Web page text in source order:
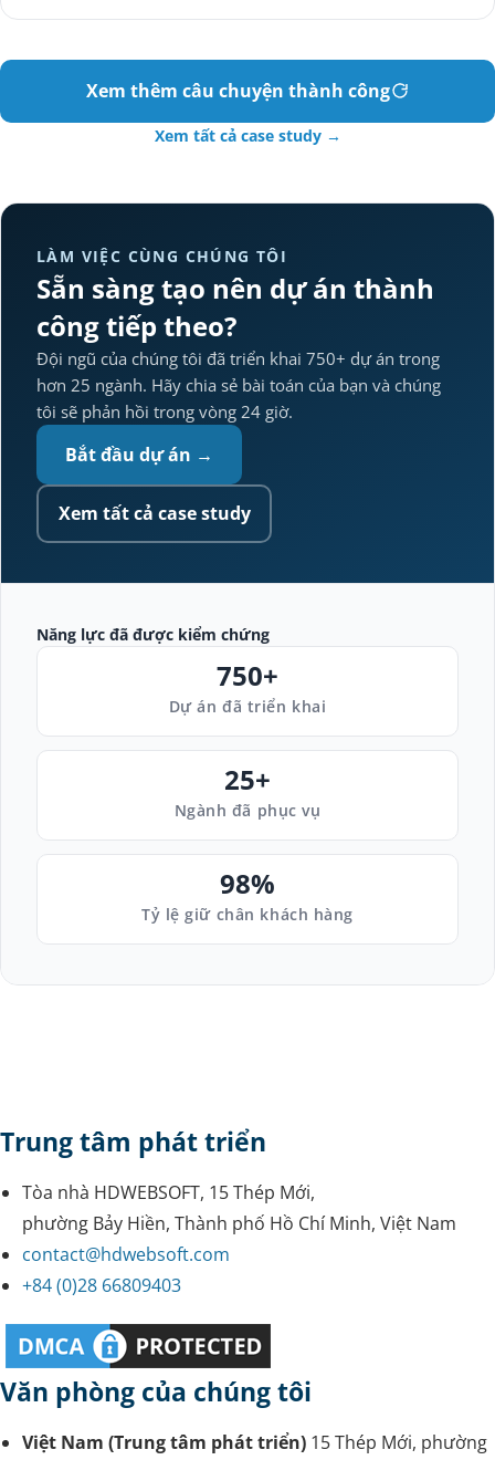
Xem thêm câu chuyện thành công
Xem tất cả case study →
LÀM VIỆC CÙNG CHÚNG TÔI
Sẵn sàng tạo nên dự án thành
công tiếp theo?
Đội ngũ của chúng tôi đã triển khai 750+ dự án trong
hơn 25 ngành. Hãy chia sẻ bài toán của bạn và chúng
tôi sẽ phản hồi trong vòng 24 giờ.
Bắt đầu dự án →
Xem tất cả case study
Năng lực đã được kiểm chứng
750+
Dự án đã triển khai
25+
Ngành đã phục vụ
98%
Tỷ lệ giữ chân khách hàng
Trung tâm phát triển
Tòa nhà HDWEBSOFT, 15 Thép Mới,
phường Bảy Hiền, Thành phố Hồ Chí Minh, Việt Nam
contact@hdwebsoft.com
+84 (0)28 66809403
Văn phòng của chúng tôi
Việt Nam (Trung tâm phát triển) 15 Thép Mới, phường